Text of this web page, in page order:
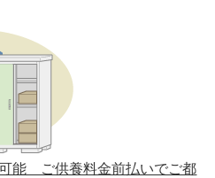
29年6月14日(水)
28年12月15日(木)
成28年6月16日(木)
成27年11月27日
26年12月5日
能 ご供養料金前払いでご都